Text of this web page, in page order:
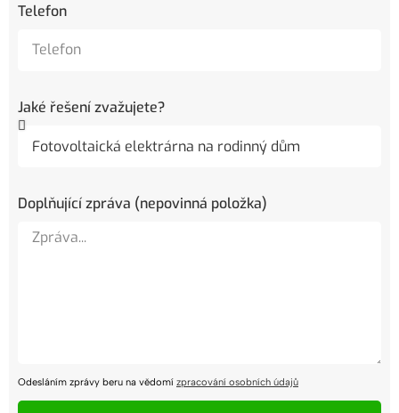
Telefon
Jaké řešení zvažujete?
Doplňující zpráva (nepovinná položka)
Odesláním zprávy beru na vědomí zpracování osobních údajů